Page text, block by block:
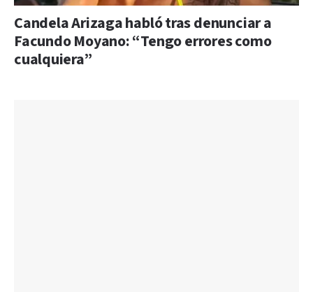
Candela Arizaga habló tras denunciar a
Facundo Moyano: “Tengo errores como
cualquiera”